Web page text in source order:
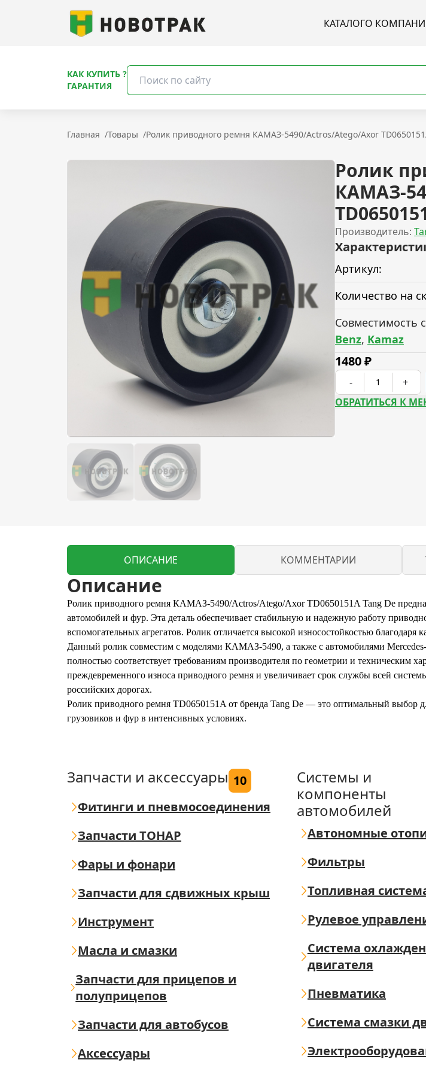
КАТАЛОГО
КАК КУПИТЬ ?
ГАРАНТИЯ
Главная /Товары /Ролик приводного ремня КАМАЗ-5490/Actros/Atego/Axor
Ролик
КАМАЗ-
Производитель:
Артикул:
Количество на
Совместимость
Benz, Kamaz
1480₽
- +
ОБРАТИТЬСЯ К
ОПИСАНИЕ КОММЕНТАРИИ
Описание
Ролик приводного ремня КАМАЗ-5490/Actros/Atego/Axor TD0650151A Tang De
автомобилей и фур. Эта деталь обеспечивает стабильную и надежную работу
вспомогательных агрегатов. Ролик отличается высокой износостойкостью
Данный ролик совместим с моделями КАМАЗ-5490, а также с автомобилями Mercedes-
полностью соответствует требованиям производителя по геометрии и техническим
преждевременного износа приводного ремня и увеличивает срок службы всей
российских дорогах.
Ролик приводного ремня TD0650151A от бренда Tang De — это оптимальный выбор
грузовиков и фур в интенсивных условиях.
Запчасти и аксессуары 10
Фитинги и пневмосоединения
Запчасти ТОНАР
Фары и фонари
Запчасти для сдвижных крыш
Инструмент
Масла и смазки
Запчасти для прицепов и
полуприцепов
Запчасти для автобусов
Аксессуары
Системы и
компоненты
автомобилей
Автономные
Фильтры
Топливная
Рулевое
Система
двигателя
Пневматика
Система смазки